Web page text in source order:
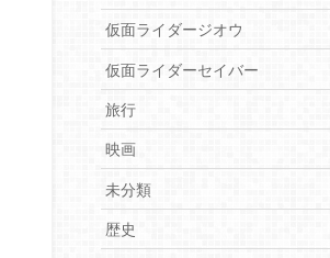
仮面ライダージオウ
仮面ライダーセイバー
旅行
映画
未分類
歴史